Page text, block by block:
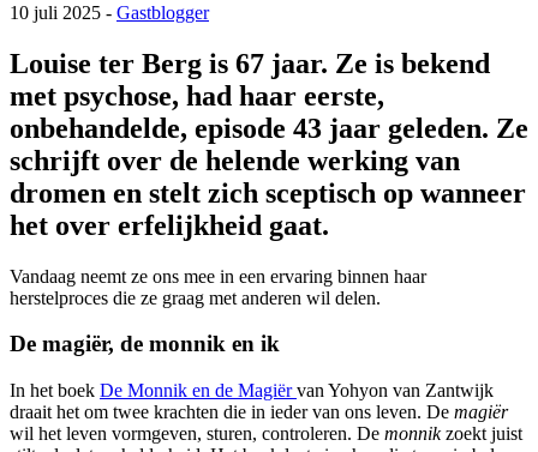
10 juli 2025 - Gastblogger
Louise ter Berg is 67 jaar. Ze is bekend
met psychose, had haar eerste,
onbehandelde, episode 43 jaar geleden. Ze
schrijft over de helende werking van
dromen en stelt zich sceptisch op wanneer
het over erfelijkheid gaat.
Vandaag neemt ze ons mee in een ervaring binnen haar
herstelproces die ze graag met anderen wil delen.
De magiër, de monnik en ik
In het boek De Monnik en de Magiërvan Yohyon van Zantwijk
draait het om twee krachten die in ieder van ons leven. De magiër
wil het leven vormgeven, sturen, controleren. De monnikzoekt juist